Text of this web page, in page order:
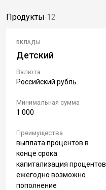
Продукты 12
ВКЛАДЫ
Детский
Валюта
Российский рубль
Минимальная сумма
1 000
Преимущества
выплата процентов в
конце срока
капитализация процентов
ежегодно возможно
пополнение